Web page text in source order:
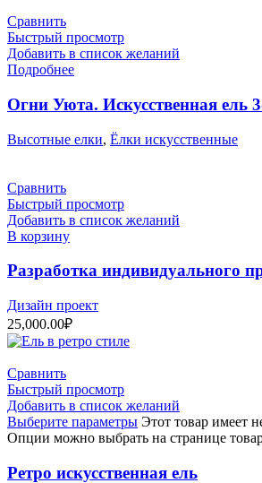
Сравнить
Быстрый просмотр
Добавить в список желаний
Подробнее
Огни Уюта. Искусственная ель
Высотные елки, Ёлки искусственные
Сравнить
Быстрый просмотр
Добавить в список желаний
В корзину
Разработка индивидуального
Дизайн проект
25,000.00₽
Сравнить
Быстрый просмотр
Добавить в список желаний
Выберите параметры Этот товар имеет
Опции можно выбрать на странице
Ретро искусственная ель